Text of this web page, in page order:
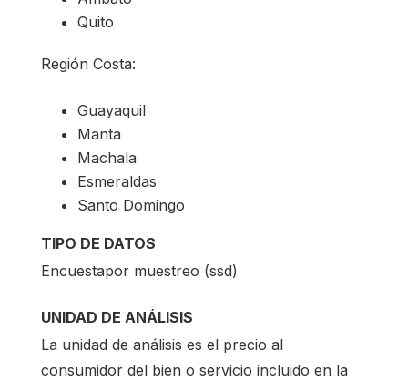
Quito
Región Costa:
Guayaquil
Manta
Machala
Esmeraldas
Santo Domingo
TIPO DE DATOS
Encuestapor muestreo (ssd)
UNIDAD DE ANÁLISIS
La unidad de análisis es el precio al
consumidor del bien o servicio incluido en la